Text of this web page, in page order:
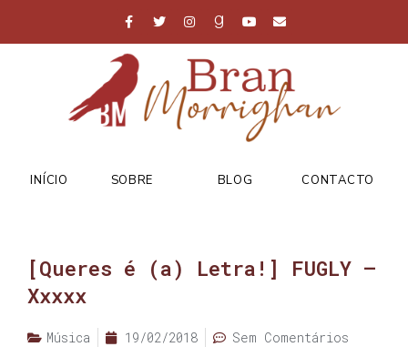
INÍCIO SOBRE BLOG CONTACTO
[Queres é (a) Letra!] FUGLY –
Xxxxx
Música 19/02/2018 Sem Comentários